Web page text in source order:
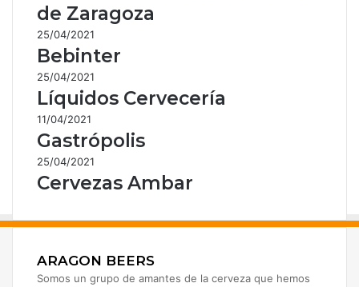
de Zaragoza
25/04/2021
Bebinter
25/04/2021
Líquidos Cervecería
11/04/2021
Gastrópolis
25/04/2021
Cervezas Ambar
ARAGON BEERS
Somos un grupo de amantes de la cerveza que hemos